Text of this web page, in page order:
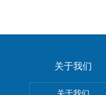
关于我们